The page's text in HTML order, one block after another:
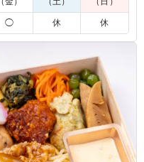
ーで、スパイシーなカ
美味しくいただけまし
の高いお弁当です。
撮影
◯ 休 休